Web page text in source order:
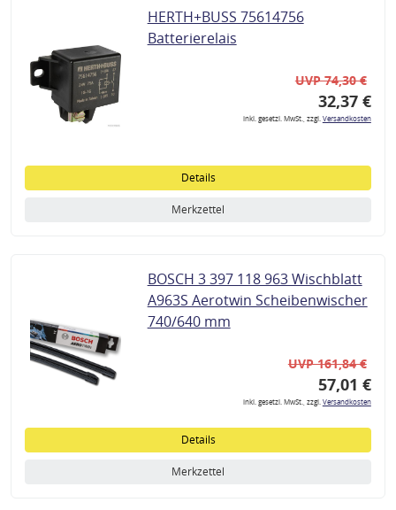
HERTH+BUSS 75614756
Batterierelais
UVP 74,30 €
32,37 €
inkl. gesetzl. MwSt., zzgl.Versandkosten
Details
Merkzettel
BOSCH 3 397 118 963 Wischblatt
A963S Aerotwin Scheibenwischer
740/640 mm
UVP 161,84 €
57,01 €
inkl. gesetzl. MwSt., zzgl.Versandkosten
Details
Merkzettel